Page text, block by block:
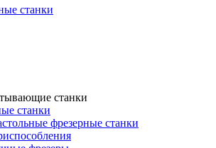
станки
станки
станки
фрезерные станки